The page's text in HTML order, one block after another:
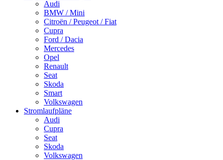
Audi
BMW / Mini
Citroën / Peugeot / Fiat
Cupra
Ford / Dacia
Mercedes
Opel
Renault
Seat
Skoda
Smart
Volkswagen
Stromlaufpläne
Audi
Cupra
Seat
Skoda
Volkswagen